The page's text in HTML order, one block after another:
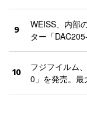
9
WEISS、内部
ター「
10
フジフイルム
0」を発売。最